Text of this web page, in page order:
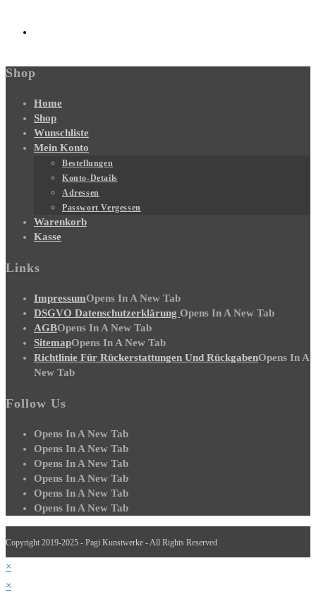
Shop
Home
Shop
Wunschliste
Mein Konto
Bestellungen
Konto-Details
Adressen
Passwort Vergessen
Warenkorb
Kasse
Links
ImpressumOpens In A New Tab
DSGVO Datenschutzerklärung Opens In A New Tab
AGBOpens In A New Tab
SitemapOpens In A New Tab
Richtlinie Für Rückerstattungen Und RückgabenOpens In A
New Tab
Follow Us
Opens In A New Tab
Opens In A New Tab
Opens In A New Tab
Opens In A New Tab
Opens In A New Tab
Opens In A New Tab
Copyright 2019-2025 - Pagi Kunstwerke - All Rights Reserved
×
×